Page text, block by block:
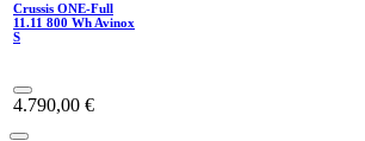
Crussis ONE-Full
11.11 800 Wh Avinox
S
4.790,00 €